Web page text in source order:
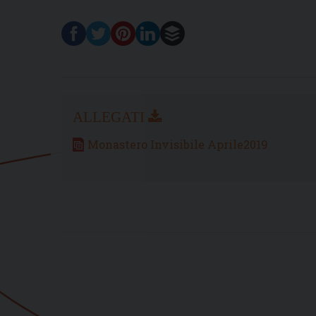
Monastero Invisibile Aprile2019